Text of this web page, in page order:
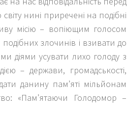
нині приречені на подібні
місію – вопіющим голосом
злочинів і взивати до
діями усувати лихо голоду з
– держави, громадськості,
данину пам’яті мільйонам
«Пам’ятаючи Голодомор –